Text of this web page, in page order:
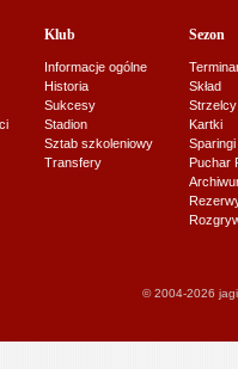
Klub
Informacje ogólne
Historia
Sukcesy
Stadion
Sztab szkoleniowy
Transfery
Sezon
Skład
Strzelcy
Kartki
Sparingi
Puchar
© 2004-2026